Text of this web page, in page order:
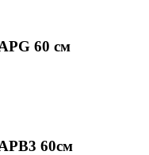
60 cм
60см